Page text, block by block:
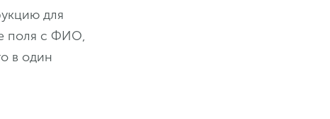
для
поля с ФИО,
в один